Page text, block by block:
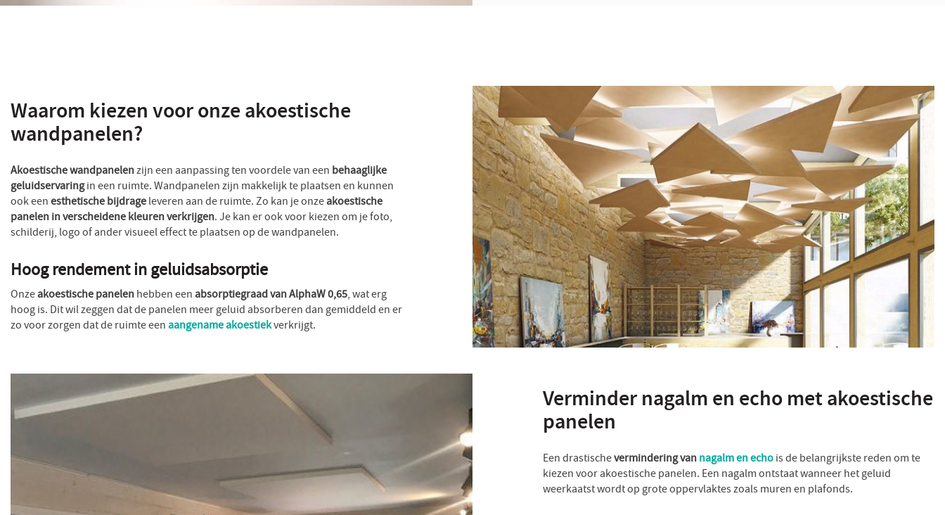
Waarom kiezen voor onze akoestische
wandpanelen?
Akoestische wandpanelenzijn een aanpassing ten voordele van een behaaglijke
geluidservaringin een ruimte. Wandpanelen zijn makkelijk te plaatsen en kunnen
ook eenesthetische bijdrageleveren aan de ruimte. Zo kan je onzeakoestische
panelen in verscheidene kleuren verkrijgen. Je kan er ook voor kiezen om je foto,
schilderij, logo of ander visueel effect te plaatsen op de wandpanelen.
Hoog rendement in geluidsabsorptie
Onzeakoestische panelenhebben eenabsorptiegraad van AlphaW 0,65, wat erg
hoog is. Dit wil zeggen dat de panelen meer geluid absorberen dan gemiddeld en er
zo voor zorgen dat de ruimte eenaangename akoestiekverkrijgt.
Verminder nagalm en echo met akoestische
panelen
Een drastischevermindering vannagalm en echois de belangrijkste reden om te
kiezen voor akoestische panelen. Een nagalm ontstaat wanneer het geluid
weerkaatst wordt op grote oppervlaktes zoals muren en plafonds.